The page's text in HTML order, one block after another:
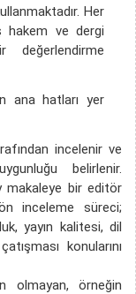
Her
hakem ve dergi
değerlendirme
ana hatları yer
incelenir ve
belirlenir.
makaleye bir editör
inceleme süreci;
yayın kalitesi, dil
konularını
olmayan, örneğin